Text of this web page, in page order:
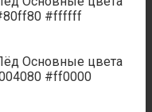
#ffffff
Основные цвета
#ff0000